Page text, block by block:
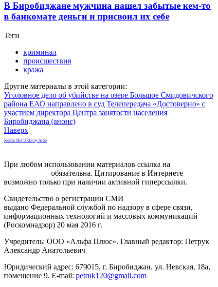
В Биробиджане мужчина нашел забытые кем-то
в банкомате деньги и присвоил их себе
Теги
криминал
происшествия
кража
Другие материалы в этой категории:
Уголовное дело об убийстве на озере Большое Смидовичского
района ЕАО направлено в суд Телепередача «Достоверно» с
участием директора Центра занятости населения
Биробиджана (анонс)
Наверх
Joomla SEF URLs by Artio
При любом использовании материалов ссылка на
обязательна. Цитирование в Интернете
возможно только при наличии активной гиперссылки.
Свидетельство о регистрации СМИ
выдано Федеральной службой по надзору в сфере связи,
информационных технологий и массовых коммуникаций
(Роскомнадзор) 20 мая 2016 г.
Учредитель: ООО «Альфа Плюс». Главный редактор: Петрук
Александр Анатольевич
Юридический адрес: 679015, г. Биробиджан, ул. Невская, 18а,
помещение 9. E-mail: petruk120@gmail.com